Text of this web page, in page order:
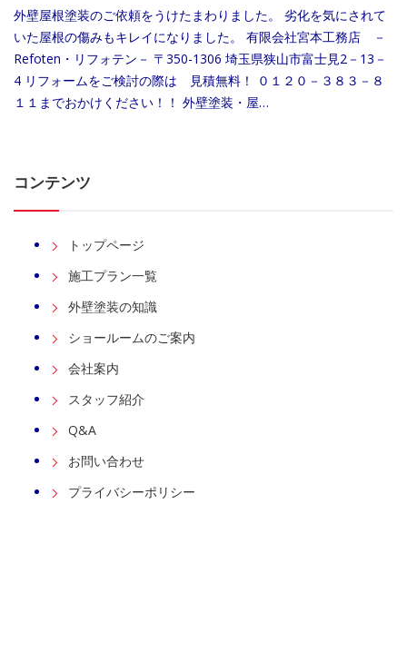
外壁屋根塗装のご依頼をうけたまわりました。 劣化を気にされて
いた屋根の傷みもキレイになりました。 有限会社宮本工務店 －
Refoten・リフォテン－ 〒350-1306 埼玉県狭山市富士見2－13－
4 リフォームをご検討の際は 見積無料！ ０１２０－３８３－８
１１までおかけください！！ 外壁塗装・屋…
コンテンツ
トップページ
施工プラン一覧
外壁塗装の知識
ショールームのご案内
会社案内
スタッフ紹介
Q&A
お問い合わせ
プライバシーポリシー